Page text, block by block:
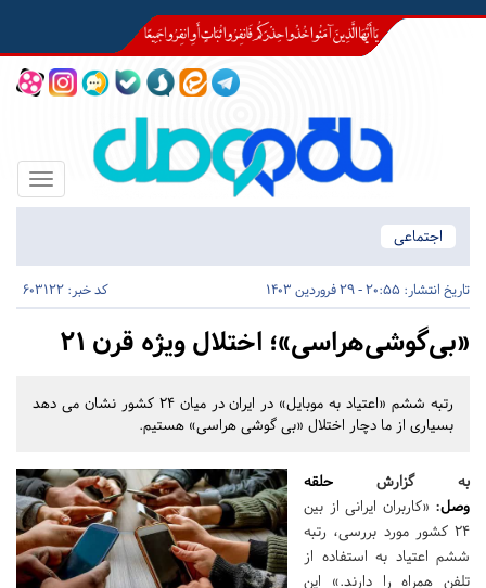
Toggle
اجتماعی
تاریخ انتشار: 20:55 - 29 فروردین 1403 کد خبر: 603122
«بی‌گوشی‌هراسی»؛ اختلال ویژه قرن 21
رتبه ششم «اعتیاد به موبایل» در ایران در میان 24 کشور نشان می دهد
بسیاری از ما دچار اختلال «بی گوشی هراسی» هستیم.
به گزارش حلقه
وصل: «کاربران ایرانی از بین
۲۴ کشور مورد بررسی، رتبه
ششم اعتیاد به استفاده از
تلفن همراه را دارند.» این